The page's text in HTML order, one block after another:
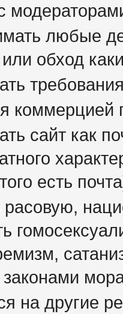
любые
обход
коммерцией
сайт как
есть
на другие